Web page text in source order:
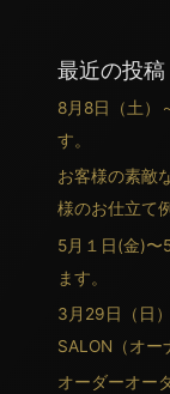
最近の投稿
8月8日（土）
す。
お客様の素敵
様のお仕立て
5月１日(金)〜
ます。
3月29日（日
SALON（オー
オーダーオー